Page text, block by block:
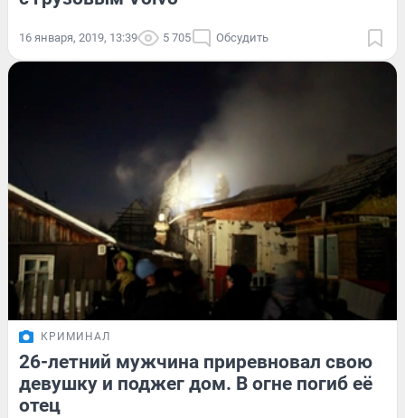
16 января, 2019, 13:39 5 705 Обсудить
КРИМИНАЛ
26-летний мужчина приревновал свою
девушку и поджег дом. В огне погиб её
отец